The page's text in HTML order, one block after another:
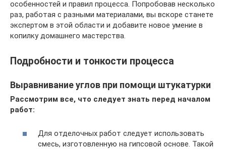
особенностей и правил процесса. Попробовав несколько
раз, работая с разными материалами, вы вскоре станете
экспертом в этой области и добавите новое умение в
копилку домашнего мастерства.
Подробности и тонкости процесса
Выравнивание углов при помощи штукатурки
Рассмотрим все, что следует знать перед началом
работ:
Для отделочных работ следует использовать
смесь, изготовленную на гипсовой основе. Такой